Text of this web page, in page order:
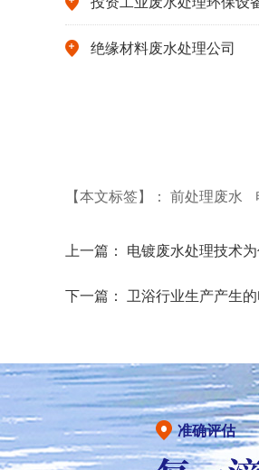
绝缘材料废水处理公司
【本文标签】： 前处理废水
上一篇： 电镀废水处理技术
下一篇： 卫浴行业生产产生
准确评估